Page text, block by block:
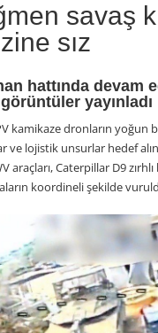
savaş
sız
hattında devam
yayınladı
kamikaze dronların yoğun
ve lojistik unsurlar hedef
araçları, Caterpillar D9
koordineli şekilde